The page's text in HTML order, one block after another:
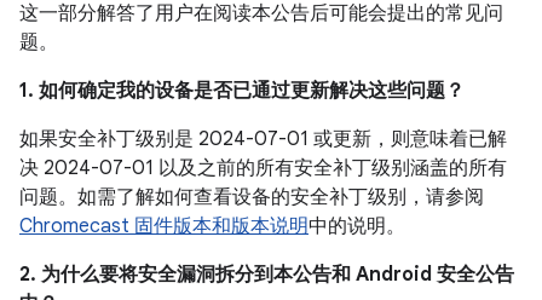
这一部分解答了用户在阅读本公告后可能会提出的常见问
题。
1. 如何确定我的设备是否已通过更新解决这些问题？
如果安全补丁级别是 2024-07-01 或更新，则意味着已解
决 2024-07-01 以及之前的所有安全补丁级别涵盖的所有
问题。如需了解如何查看设备的安全补丁级别，请参阅
Chromecast 固件版本和版本说明中的说明。
2. 为什么要将安全漏洞拆分到本公告和 Android 安全公告